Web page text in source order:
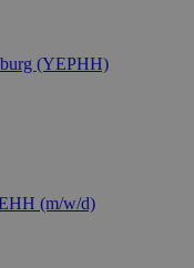
(YEPHH)
(m/w/d)